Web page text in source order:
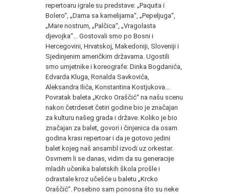
repertoaru igrale su predstave: „Paquita i
Bolero“, „Dama sa kamelijama“, „Pepeljuga“,
„Mare nostrum, „Palčica“, „Vragolasta
djevojka“... Gostovali smo po Bosni i
Hercegovini, Hrvatskoj, Makedoniji, Sloveniji i
Sjedinjenim američkim državama. Ugostili
smo umjetnike i koreografe: Dinka Bogdanića,
Edvarda Kluga, Ronalda Savkovića,
Aleksandra Ilića, Konstantina Kostjukova...
Povratak baleta „Krcko Oraščić“ na našu scenu
nakon četrdeset četiri godine bio je značajan
za kulturu našeg grada i države. Koliko je bio
značajan za balet, govori i činjenica da osam
godina krasi repertoar i da je gotovo jedini
balet kojeg naš ansambl izvodi uz orkestar.
Osvrnem li se danas, vidim da su generacije
mladih učenika baletskih škola prošle i
odrastale kroz učešće u baletu „Krcko
Oraščić“. Posebno sam ponosna što su neke